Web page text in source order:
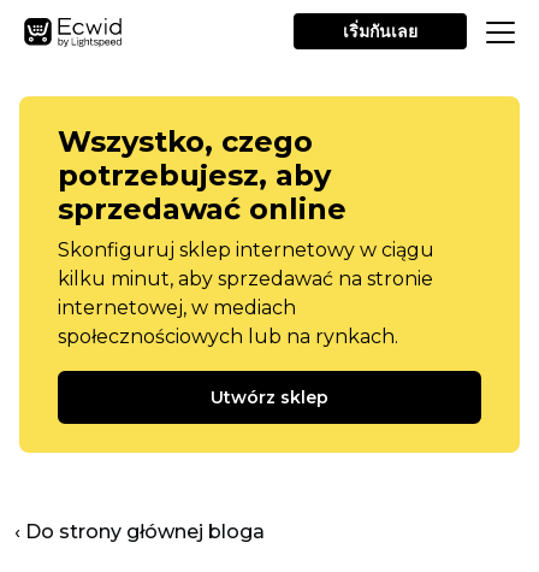
เริ่มกันเลย
Wszystko, czego
potrzebujesz, aby
sprzedawać online
Skonfiguruj sklep internetowy w ciągu
kilku minut, aby sprzedawać na stronie
internetowej, w mediach
społecznościowych lub na rynkach.
Utwórz sklep
‹ Do strony głównej bloga